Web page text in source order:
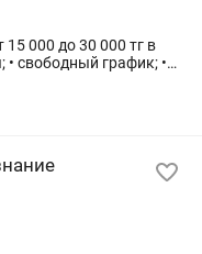
или учебой; • заказы